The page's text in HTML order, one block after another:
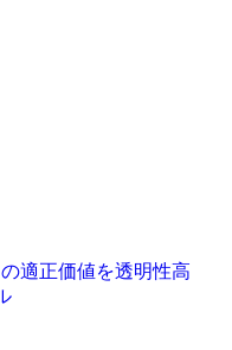
適正価値を透明性高